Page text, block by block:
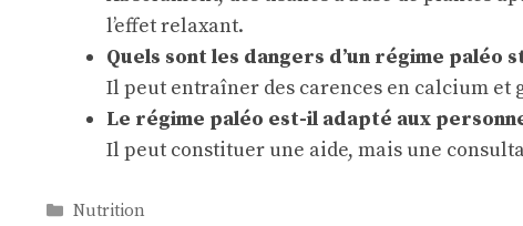
l’effet relaxant.
Quels sont les dangers d’un régime paléo
Il peut entraîner des carences en calcium et
Le régime paléo est-il adapté aux
Il peut constituer une aide, mais une
Catégories
Nutrition